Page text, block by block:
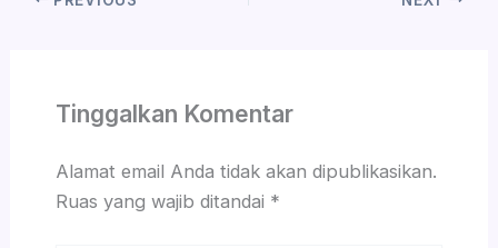
Tinggalkan Komentar
Alamat email Anda tidak akan dipublikasikan.
Ruas yang wajib ditandai *